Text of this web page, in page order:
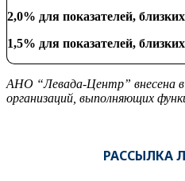
2,0% для показателей,
1,5% для показателей,
АНО “Левада-Центр” внесена в
организаций, выполняющих
РАССЫЛКА